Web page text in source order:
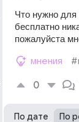
Что нужно для
бесплатно
пожалуйста
мнения
0
По дате По